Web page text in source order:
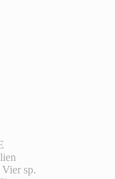
Vier sp.